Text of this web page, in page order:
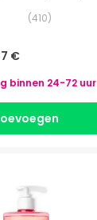
(410)
€
binnen 24-72 uur